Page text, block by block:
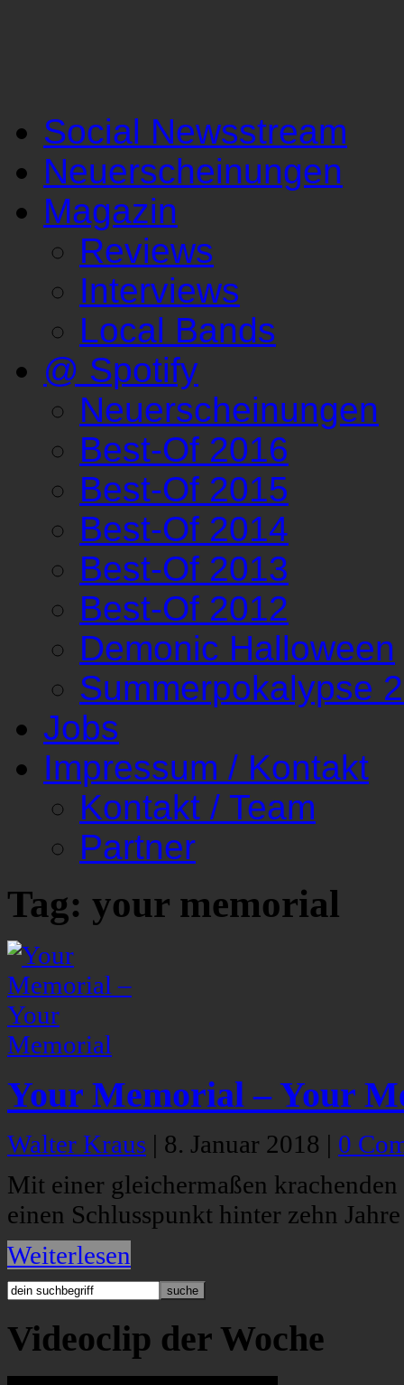
Social Newsstream
Neuerscheinungen
Magazin
Reviews
Interviews
Local Bands
@ Spotify
Neuerscheinungen
Best-Of 2016
Best-Of 2015
Best-Of 2014
Best-Of 2013
Best-Of 2012
Demonic Halloween
Summerpokalypse
Jobs
Impressum / Kontakt
Kontakt / Team
Partner
Tag: your memorial
Your Memorial – Your
Walter Kraus | 8. Januar 2018 | 0
Mit einer gleichermaßen
einen Schlusspunkt hinter zehn
Weiterlesen
Videoclip der Woche